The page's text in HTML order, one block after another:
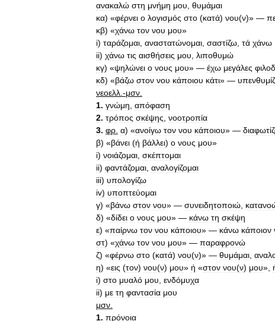
ανακαλώ στη μνήμη μου θυμάμαι
κα) «φέρνει ο λογισμός στο (κατά) νου(ν)» —
κβ) «χάνω τον νου μου»
i) ταράζομαι αναστατώνομαι σαστίζω τά χάνω
ii) χάνω τις αισθήσεις μου λιποθυμώ
κγ) «ψηλώνει ο νους μου» — έχω μεγάλες
κδ) «βάζω στον νου κάποιου κάτι» —
νεοελλ .-μσν
1. γνώμη απόφαση
2. τρόπος σκέψης νοοτροπία
3. φρ α) «ανοίγω τον νου κάποιου» —
β) «βάνει (ή βάλλει) ο νους μου»
i) νοιάζομαι σκέπτομαι
ii) φαντάζομαι αναλογίζομαι
iii) υπολογίζω
iv) υποπτεύομαι
γ) «βάνω στον νου» — συνειδητοποιώ
δ) «δίδει ο νους μου» — κάνω τη σκέψη
ε) «παίρνω τον νου κάποιου» — κάνω κάποιον
στ) «χάνω τον νου μου» — παραφρονώ
ζ) «φέρνω στο (κατά) νου(ν)» — θυμάμαι
η) «εις (τον) νου(ν) μου» ή «στον νου(ν) μου»,
i) στο μυαλό μου ενδόμυχα
ii) με τη φαντασία μου
μσν
1. πρόνοια